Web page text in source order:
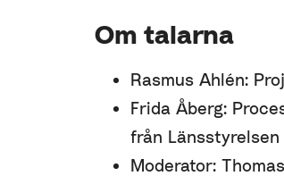
Om talarna
Rasmus Ahlén:
Frida Åberg:
från Länsstyrelsen
Moderator: